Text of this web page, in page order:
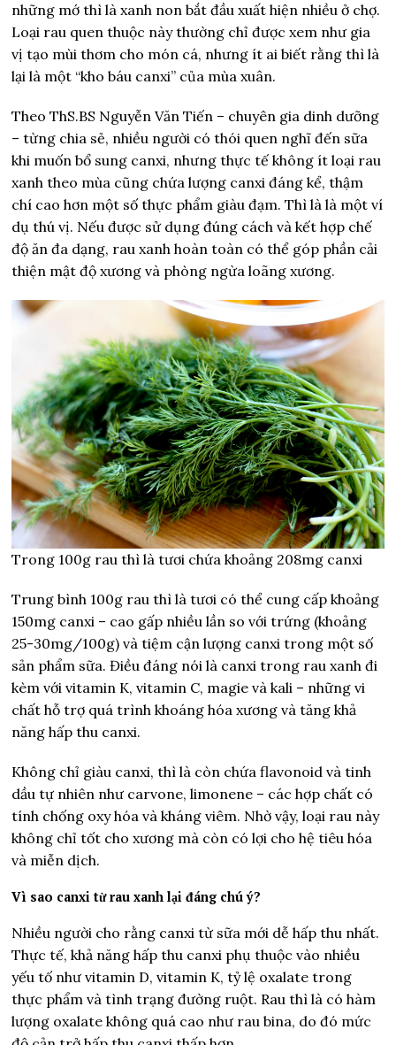
những mớ thì là xanh non bắt đầu xuất hiện nhiều ở chợ.
Loại rau quen thuộc này thường chỉ được xem như gia
vị tạo mùi thơm cho món cá, nhưng ít ai biết rằng thì là
lại là một “kho báu canxi” của mùa xuân.
Theo ThS.BS Nguyễn Văn Tiến – chuyên gia dinh dưỡng
– từng chia sẻ, nhiều người có thói quen nghĩ đến sữa
khi muốn bổ sung canxi, nhưng thực tế không ít loại rau
xanh theo mùa cũng chứa lượng canxi đáng kể, thậm
chí cao hơn một số thực phẩm giàu đạm. Thì là là một ví
dụ thú vị. Nếu được sử dụng đúng cách và kết hợp chế
độ ăn đa dạng, rau xanh hoàn toàn có thể góp phần cải
thiện mật độ xương và phòng ngừa loãng xương.
Trong 100g rau thì là tươi chứa khoảng 208mg canxi
Trung bình 100g rau thì là tươi có thể cung cấp khoảng
150mg canxi – cao gấp nhiều lần so với trứng (khoảng
25-30mg/100g) và tiệm cận lượng canxi trong một số
sản phẩm sữa. Điều đáng nói là canxi trong rau xanh đi
kèm với vitamin K, vitamin C, magie và kali – những vi
chất hỗ trợ quá trình khoáng hóa xương và tăng khả
năng hấp thu canxi.
Không chỉ giàu canxi, thì là còn chứa flavonoid và tinh
dầu tự nhiên như carvone, limonene – các hợp chất có
tính chống oxy hóa và kháng viêm. Nhờ vậy, loại rau này
không chỉ tốt cho xương mà còn có lợi cho hệ tiêu hóa
và miễn dịch.
Vì sao canxi từ rau xanh lại đáng chú ý?
Nhiều người cho rằng canxi từ sữa mới dễ hấp thu nhất.
Thực tế, khả năng hấp thu canxi phụ thuộc vào nhiều
yếu tố như vitamin D, vitamin K, tỷ lệ oxalate trong
thực phẩm và tình trạng đường ruột. Rau thì là có hàm
lượng oxalate không quá cao như rau bina, do đó mức